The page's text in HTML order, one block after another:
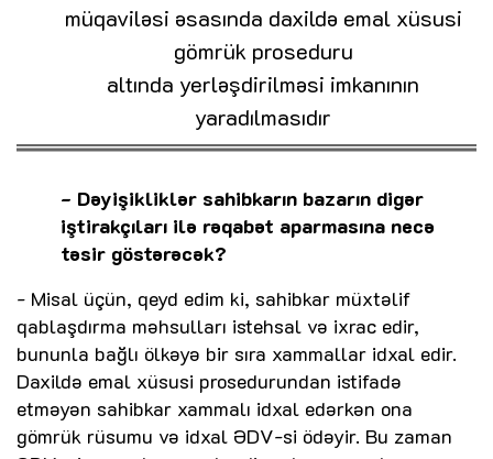
müqaviləsi əsasında daxildə emal xüsusi
gömrük proseduru
altında yerləşdirilməsi imkanının
yaradılmasıdır
- Dəyişikliklər sahibkarın bazarın digər
iştirakçıları ilə rəqabət aparmasına necə
təsir göstərəcək?
- Misal üçün, qeyd edim ki, sahibkar müxtəlif
qablaşdırma məhsulları istehsal və ixrac edir,
bununla bağlı ölkəyə bir sıra xammallar idxal edir.
Daxildə emal xüsusi prosedurundan istifadə
etməyən sahibkar xammalı idxal edərkən ona
gömrük rüsumu və idxal ƏDV-si ödəyir. Bu zaman